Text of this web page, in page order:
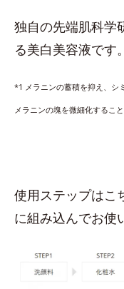
独自の先端肌科学
る美白美容液です。
*1 メラニンの蓄積を抑え、シ
メラニンの塊を微細化すること
使用ステップはこ
に組み込んでお使